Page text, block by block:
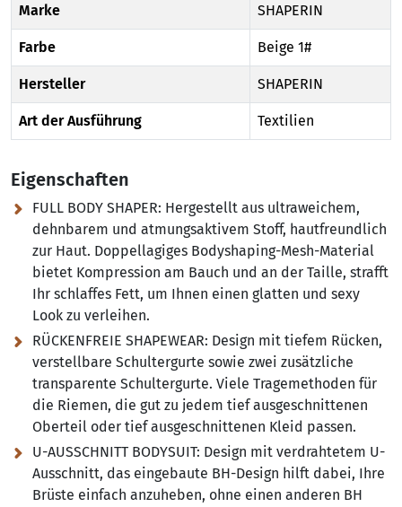
Marke SHAPERIN
Farbe Beige 1#
Hersteller SHAPERIN
Art der Ausführung Textilien
Eigenschaften
FULL BODY SHAPER: Hergestellt aus ultraweichem,
dehnbarem und atmungsaktivem Stoff, hautfreundlich
zur Haut. Doppellagiges Bodyshaping-Mesh-Material
bietet Kompression am Bauch und an der Taille, strafft
Ihr schlaffes Fett, um Ihnen einen glatten und sexy
Look zu verleihen.
RÜCKENFREIE SHAPEWEAR: Design mit tiefem Rücken,
verstellbare Schultergurte sowie zwei zusätzliche
transparente Schultergurte. Viele Tragemethoden für
die Riemen, die gut zu jedem tief ausgeschnittenen
Oberteil oder tief ausgeschnittenen Kleid passen.
U-AUSSCHNITT BODYSUIT: Design mit verdrahtetem U-
Ausschnitt, das eingebaute BH-Design hilft dabei, Ihre
Brüste einfach anzuheben, ohne einen anderen BH